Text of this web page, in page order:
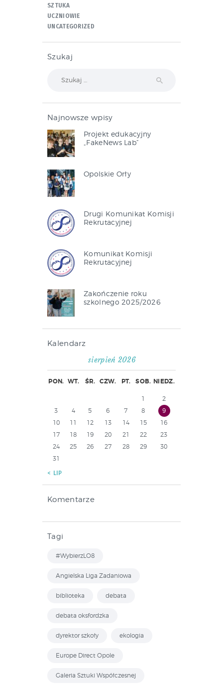
SZTUKA
UCZNIOWIE
UNCATEGORIZED
Szukaj
Najnowsze wpisy
Projekt edukacyjny
„FakeNews Lab”
Opolskie Orły
Drugi Komunikat Komisji
Rekrutacyjnej
Komunikat Komisji
Rekrutacyjnej
Zakończenie roku
szkolnego 2025/2026
Kalendarz
sierpień 2026
PON. WT. ŚR. CZW. PT. SOB. NIEDZ.
1
2
3
4 5 6 7 8
9
10
11 12 13 14 15
16
17
18 19 20 21 22
23
24
25 26 27 28 29
30
31
« LIP
Komentarze
Tagi
#WybierzLO8
Angielska Liga Zadaniowa
biblioteka debata
debata oksfordzka
dyrektor szkoły ekologia
Europe Direct Opole
Galeria Sztuki Współczesnej